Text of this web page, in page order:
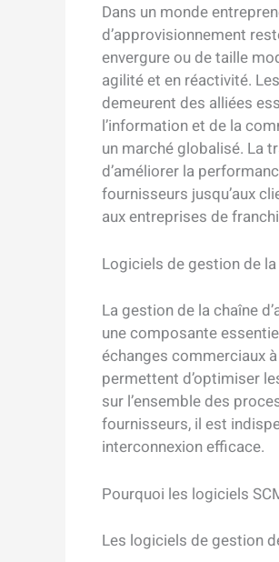
Dans un monde
d’approvisionnement
envergure ou de taille
agilité et en réactivité.
demeurent des alliées
l’information et de la
un marché globalisé. La
d’améliorer la
fournisseurs jusqu’aux
aux entreprises de
Logiciels de gestion de
La gestion de la chaîne
une composante
échanges commerciaux
permettent d’optimiser
sur l’ensemble des
fournisseurs, il est
interconnexion efficace.
Pourquoi les logiciels
Les logiciels de gestion